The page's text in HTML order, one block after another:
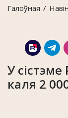
Галоўная
У
каля 2